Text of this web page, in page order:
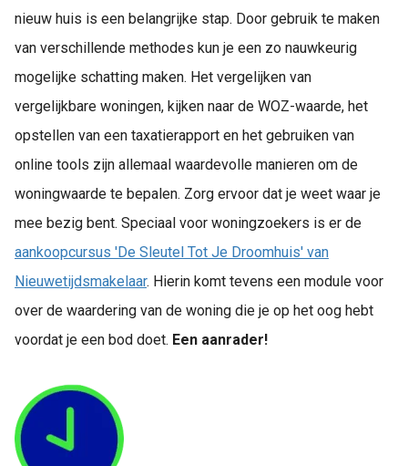
nieuw huis is een belangrijke stap. Door gebruik te maken
van verschillende methodes kun je een zo nauwkeurig
mogelijke schatting maken. Het vergelijken van
vergelijkbare woningen, kijken naar de WOZ-waarde, het
opstellen van een taxatierapport en het gebruiken van
online tools zijn allemaal waardevolle manieren om de
woningwaarde te bepalen. Zorg ervoor dat je weet waar je
mee bezig bent. Speciaal voor woningzoekers is er de
aankoopcursus 'De Sleutel Tot Je Droomhuis' van
Nieuwetijdsmakelaar. Hierin komt tevens een module voor
over de waardering van de woning die je op het oog hebt
voordat je een bod doet. Een aanrader!